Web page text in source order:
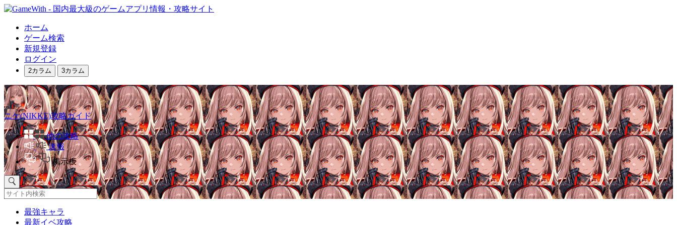
ホーム
ゲーム検索
新規登録
ログイン
2カラム 3カラム
ニケ(NIKKE)攻略ガイド
他の攻略
速報
掲示板
最強キャラ
最新イベ攻略